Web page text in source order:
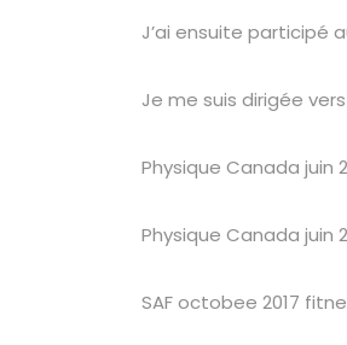
J’ai ensuite participé
Je me suis dirigée
Physique Canada juin
Physique Canada juin
SAF octobee 2017